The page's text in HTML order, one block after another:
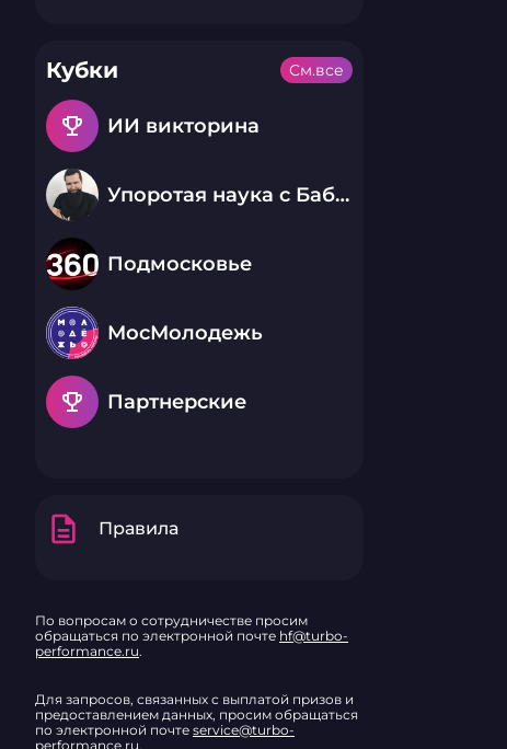
Кубки
emoji_events ИИ викторина
Упоротая наука с Бабаем Лютым
Подмосковье
МосМолодежь
emoji_events Партнерские
См.все
description Правила
По вопросам о сотрудничестве просим
обращаться по электронной почте hf@turbo-
performance.ru.
Для запросов, связанных с выплатой призов и
предоставлением данных, просим обращаться
по электронной почте service@turbo-
performance.ru.